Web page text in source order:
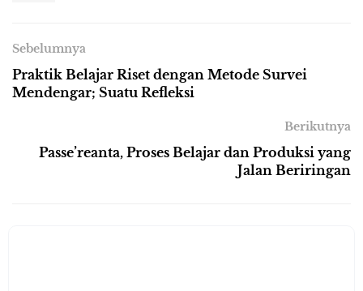
Sebelumnya
Praktik Belajar Riset dengan Metode Survei
Mendengar; Suatu Refleksi
Berikutnya
Passe’reanta, Proses Belajar dan Produksi yang
Jalan Beriringan